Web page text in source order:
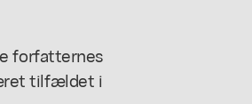
forfatternes
tilfældet i